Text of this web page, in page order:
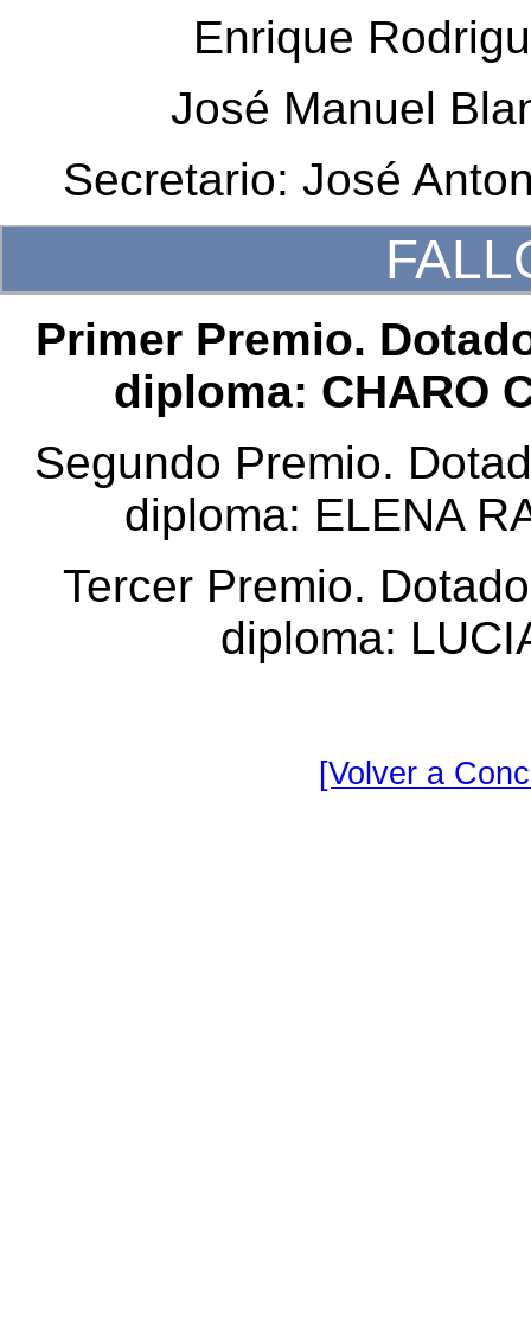
Enrique
José Manuel
Secretario: José
Primer Premio.
diploma: CHARO
Segundo Premio.
diploma: ELENA
Tercer Premio.
diploma:
[Volver a